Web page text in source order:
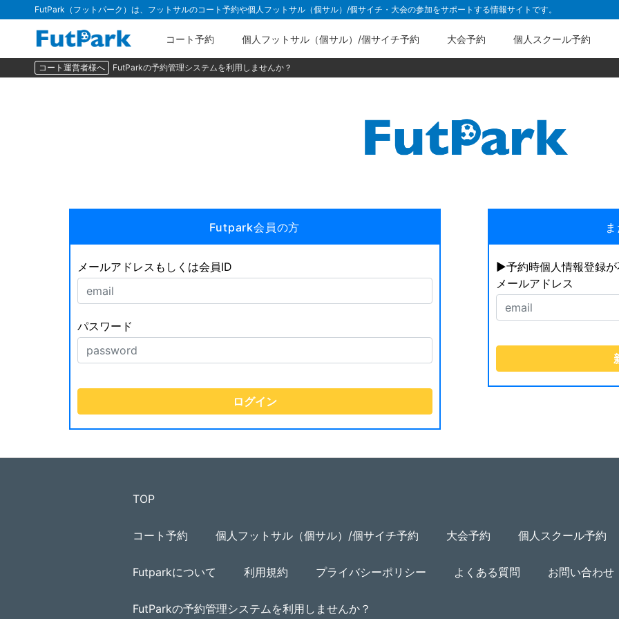
FutPark（フットパーク）は、フットサルのコート予約や個人フットサル（個サル）/個サイチ・大会の参加をサポートする情報サイトです。
コート予約 個人フットサル（個サル）/個サイチ予約 大会予約 個人スクール予約
コート運営者様へ FutParkの予約管理システムを利用しませんか？
Futpark会員の方
メールアドレスもしくは会員ID
パスワード
▶︎予約時個人情報登録
メールアドレス
TOP
コート予約 個人フットサル（個サル）/個サイチ予約 大会予約 個人スクール予約
Futparkについて 利用規約 プライバシーポリシー よくある質問 お問い合わせ
FutParkの予約管理システムを利用しませんか？